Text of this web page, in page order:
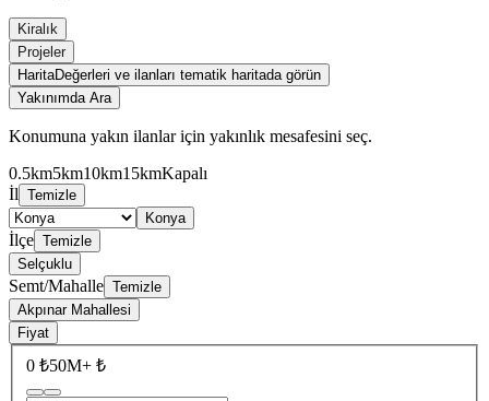
Kiralık
Projeler
HaritaDeğerleri ve ilanları tematik haritada görün
Yakınımda Ara
Konumuna yakın ilanlar için yakınlık mesafesini seç.
0.5km5km10km15kmKapalı
İl Temizle
Konya
İlçe Temizle
Selçuklu
Semt/Mahalle Temizle
Akpınar Mahallesi
Fiyat
0 ₺50M+ ₺